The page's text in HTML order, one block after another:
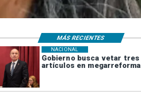
Gobierno busca vetar tres
artículos en megarreforma
NACIONAL
MÁS RECIENTES